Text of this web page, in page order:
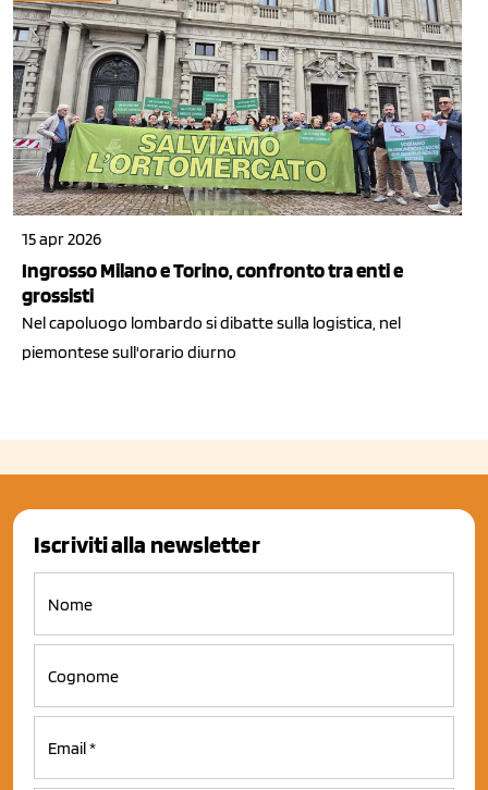
15 apr 2026
Ingrosso Milano e Torino, confronto tra enti e
grossisti
Nel capoluogo lombardo si dibatte sulla logistica, nel
piemontese sull'orario diurno
Iscriviti alla newsletter